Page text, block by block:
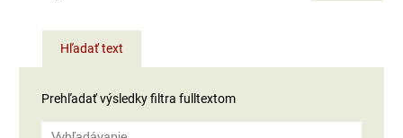
Hľadať text
Prehľadať výsledky filtra fulltextom